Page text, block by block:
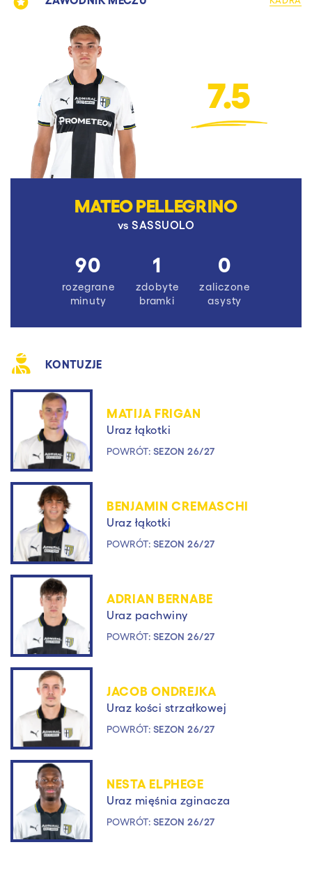
7.5
MATEO PELLEGRINO
vsSASSUOLO
90
rozegrane
minuty
1
zdobyte
bramki
0
zaliczone
asysty
KONTUZJE
MATIJA FRIGAN
Uraz łąkotki
POWRÓT: SEZON 26/27
BENJAMIN CREMASCHI
Uraz łąkotki
POWRÓT: SEZON 26/27
ADRIAN BERNABE
Uraz pachwiny
POWRÓT: SEZON 26/27
JACOB ONDREJKA
Uraz kości strzałkowej
POWRÓT: SEZON 26/27
NESTA ELPHEGE
Uraz mięśnia zginacza
POWRÓT: SEZON 26/27